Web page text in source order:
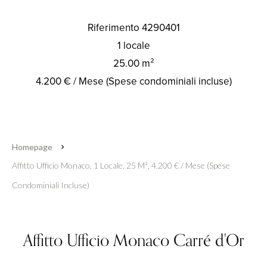
Riferimento 4290401
1 locale
25.00m²
4.200 € / Mese (Spese condominiali incluse)
Homepage
Affitto Ufficio Monaco, 1 Locale, 25 M², 4.200 € / Mese (Spese
Condominiali Incluse)
Affitto Ufficio Monaco Carré d'Or